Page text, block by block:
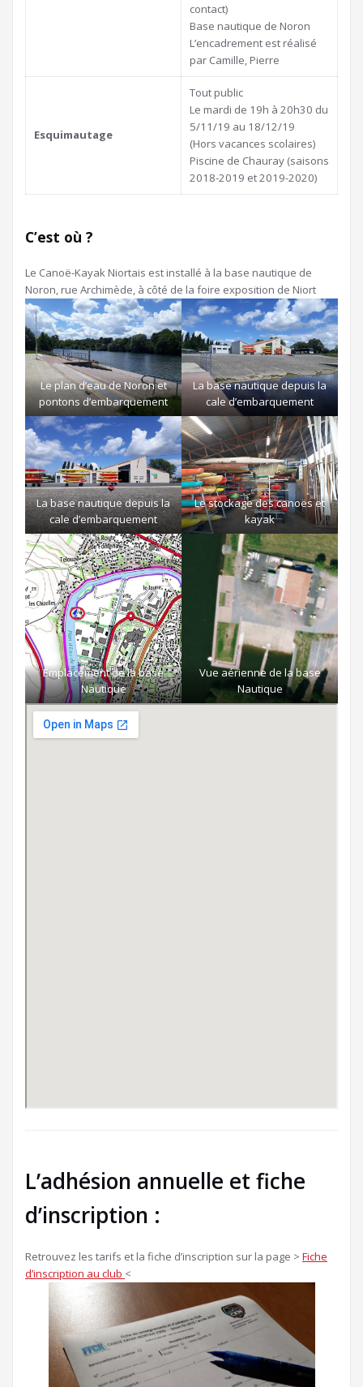
contact)
Base nautique de Noron
L’encadrement est réalisé
par Camille, Pierre
Esquimautage
Tout public
Le mardi de 19h à 20h30 du
5/11/19 au 18/12/19
(Hors vacances scolaires)
Piscine de Chauray (saisons
2018-2019 et 2019-2020)
C’est où ?
Le Canoë-Kayak Niortais est installé à la base nautique de
Noron, rue Archimède, à côté de la foire exposition de Niort
Le plan d’eau de Noron et
pontons d’embarquement
La base nautique depuis la
cale d’embarquement
La base nautique depuis la
cale d’embarquement
Le stockage des canoës et
kayak
Emplacement de la base
Nautique
Vue aérienne de la base
Nautique
L’adhésion annuelle et fiche
d’inscription :
Retrouvez les tarifs et la fiche d’inscription sur la page > Fiche
d’inscription au club <